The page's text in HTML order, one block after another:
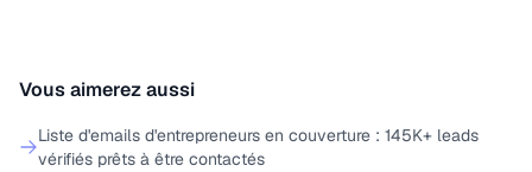
Vous aimerez aussi
Liste d'emails d'entrepreneurs en couverture : 145K+ leads
vérifiés prêts à être contactés